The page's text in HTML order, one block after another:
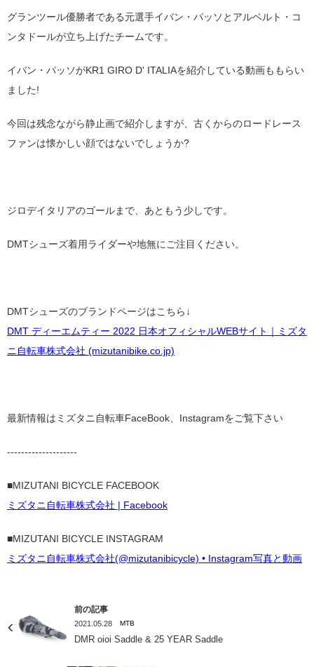
グランツール優勝者である元選手イバン・パッソとアルベルト・コ
ンタドールが立ち上げたチームです。
イバン・パッソがKR1 GIRO D' ITALIAを紹介している動画ももらい
ました!
今回は残念ながら静止画で紹介しますが、古くからのロードレース
ファンは懐かしい顔ではないでしょうか?
ジロデイタリアのゴールまで、あともう少しです。
DMTシューズ着用ライダーや地無にご注目ください。
DMTシューズのブランドページはこちら↓
DMT ディーエムティー 2022 日本オフィシャルWEBサイト｜ミズタ
ニ自転車株式会社 (mizutanibike.co.jp)
最新情報はミズタニ自転車FaceBook、Instagramをご覧下さい
--------------------
■MIZUTANI BICYCLE FACEBOOK
ミズタニ自転車株式会社 | Facebook
■MIZUTANI BICYCLE INSTAGRAM
ミズタニ自転車株式会社(@mizutanibicycle) • Instagram写真と動画
前の記事
2021.05.28 MTB
DMR oioi Saddle & 25 YEAR Saddle